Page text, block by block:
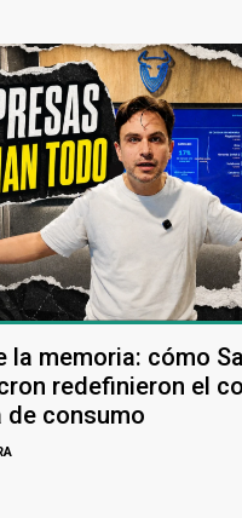
la memoria: cómo
redefinieron el
consumo